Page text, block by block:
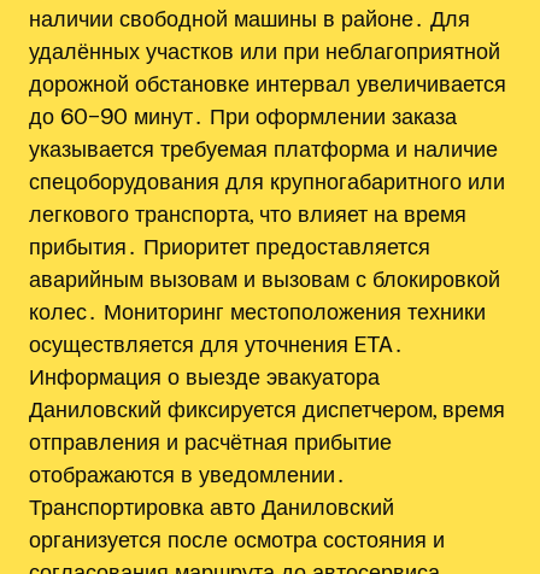
наличии свободной машины в районе․ Для
удалённых участков или при неблагоприятной
дорожной обстановке интервал увеличивается
до 60–90 минут․ При оформлении заказа
указывается требуемая платформа и наличие
спецоборудования для крупногабаритного или
легкового транспорта, что влияет на время
прибытия․ Приоритет предоставляется
аварийным вызовам и вызовам с блокировкой
колес․ Мониторинг местоположения техники
осуществляется для уточнения ETA․
Информация о выезде эвакуатора
Даниловский фиксируется диспетчером, время
отправления и расчётная прибытие
отображаются в уведомлении․
Транспортировка авто Даниловский
организуется после осмотра состояния и